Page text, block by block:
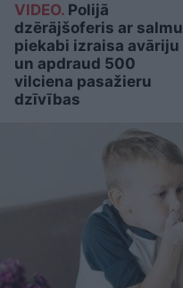
VIDEO. Polijā
dzērājšoferis ar salmu
piekabi izraisa avāriju
un apdraud 500
vilciena pasažieru
dzīvības